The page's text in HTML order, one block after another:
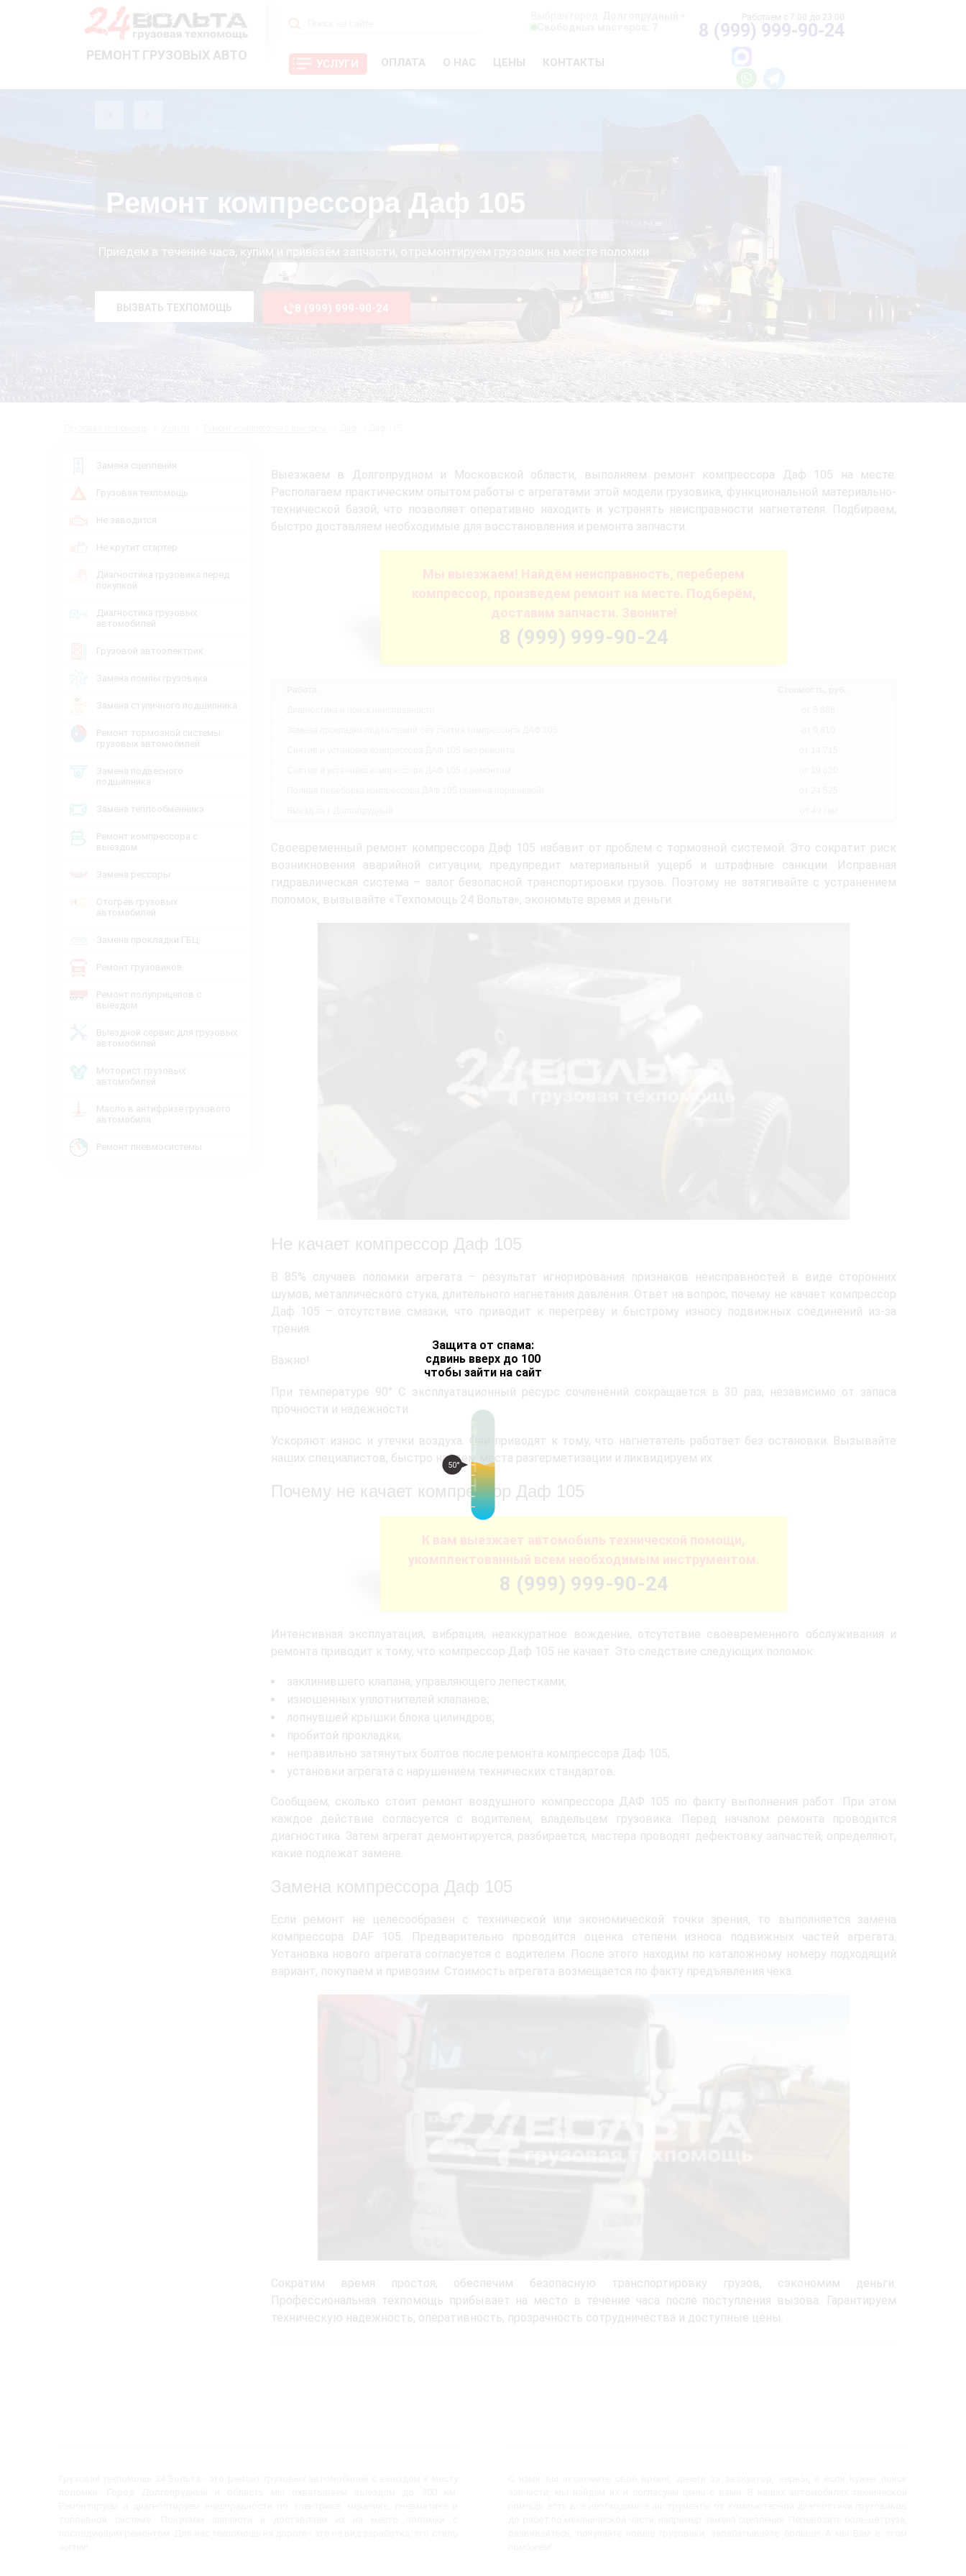
Защита от спама:
сдвинь вверх до 100
чтобы зайти на сайт
50°
РЕМОНТ ГРУЗОВЫХ АВТО
УСЛУГИ ОПЛАТА О НАС ЦЕНЫ КОНТАКТЫ
8 (999) 999-90-24
Ремонт компрессора Даф 105
Приедем в течение часа, купим и привезём запчасти, отремонтируем грузовик на месте поломки
ВЫЗВАТЬ ТЕХПОМОЩЬ 8 (999) 999-90-24
Замена сцепления
Грузовая техпомощь
Не заводится
Не крутит стартер
Диагностика грузовика перед
покупкой
Диагностика грузовых
автомобилей
Грузовой автоэлектрик
Замена помпы грузовика
Замена ступичного подшипника
Ремонт тормозной системы
грузовых автомобилей
Замена подвесного
подшипника
Замена теплообменника
Ремонт компрессора с
выездом
Замена рессоры
Отогрев грузовых
автомобилей
Замена прокладки ГБЦ
Ремонт грузовиков
Ремонт полуприцепов с
выездом
Выездной сервис для грузовых
автомобилей
Моторист грузовых
автомобилей
Масло в антифризе грузового
автомобиля
Ремонт пневмосистемы
Выезжаем в Долгопрудном и Московской области, выполняем ремонт компрессора Даф 105 на месте.
Располагаем практическим опытом работы с агрегатами этой модели грузовика, функциональной материально-
технической базой, что позволяет оперативно находить и устранять неисправности нагнетателя. Подбираем,
быстро доставляем необходимые для восстановления и ремонта запчасти.
Мы выезжаем! Найдём неисправность, переберем
компрессор, произведем ремонт на месте. Подберём,
доставим запчасти. Звоните!
8 (999) 999-90-24
Своевременный ремонт компрессора Даф 105 избавит от проблем с тормозной системой. Это сократит риск
возникновения аварийной ситуации, предупредит материальный ущерб и штрафные санкции. Исправная
гидравлическая система – залог безопасной транспортировки грузов. Поэтому не затягивайте с устранением
поломок, вызывайте «Техпомощь 24 Вольта», экономьте время и деньги.
Не качает компрессор Даф 105
В 85% случаев поломки агрегата – результат игнорирования признаков неисправностей в виде сторонних
шумов, металлического стука, длительного нагнетания давления. Ответ на вопрос, почему не качает компрессор
Даф 105 – отсутствие смазки, что приводит к перегреву и быстрому износу подвижных соединений из-за
трения.
Важно!
При температуре 90° C эксплуатационный ресурс сочленений сокращается в 30 раз, независимо от запаса
прочности и надежности.
Ускоряют износ и утечки воздуха. Они приводят к тому, что нагнетатель работает без остановки. Вызывайте
наших специалистов, быстро найдем места разгерметизации и ликвидируем их.
Почему не качает компрессор Даф 105
К вам выезжает автомобиль технической помощи,
укомплектованный всем необходимым инструментом.
8 (999) 999-90-24
Интенсивная эксплуатация, вибрация, неаккуратное вождение, отсутствие своевременного обслуживания и
ремонта приводит к тому, что компрессор Даф 105 не качает. Это следствие следующих поломок:
заклинившего клапана, управляющего лепестками;
изношенных уплотнителей клапанов;
лопнувшей крышки блока цилиндров;
пробитой прокладки;
неправильно затянутых болтов после ремонта компрессора Даф 105;
установки агрегата с нарушением технических стандартов.
Сообщаем, сколько стоит ремонт воздушного компрессора ДАФ 105 по факту выполнения работ. При этом
каждое действие согласуется с водителем, владельцем грузовика. Перед началом ремонта проводится
диагностика. Затем агрегат демонтируется, разбирается, мастера проводят дефектовку запчастей, определяют,
какие подлежат замене.
Замена компрессора Даф 105
Если ремонт не целесообразен с технической или экономической точки зрения, то выполняется замена
компрессора DAF 105. Предварительно проводится оценка степени износа подвижных частей агрегата.
Установка нового агрегата согласуется с водителем. После этого находим по каталожному номеру подходящий
вариант, покупаем и привозим. Стоимость агрегата возмещается по факту предъявления чека.
Сократим время простоя, обеспечим безопасную транспортировку грузов, сэкономим деньги.
Профессиональная техпомощь прибывает на место в течение часа после поступления вызова. Гарантируем
техническую надежность, оперативность, прозрачность сотрудничества и доступные цены.